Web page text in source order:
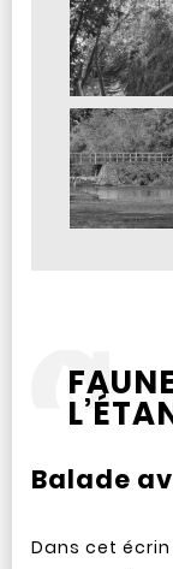
Balade
Dans cet écrin